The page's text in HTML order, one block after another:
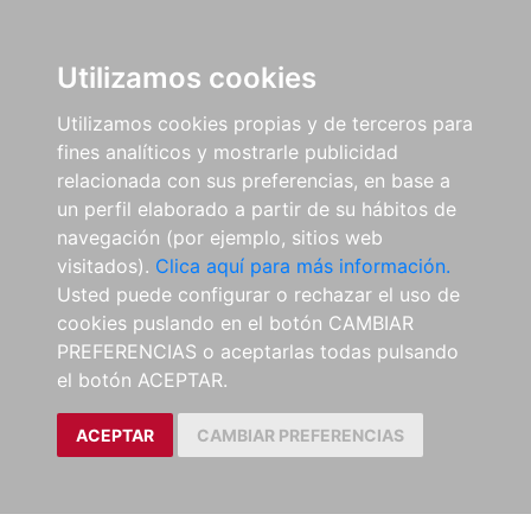
Utilizamos cookies
Utilizamos cookies propias y de terceros para
fines analíticos y mostrarle publicidad
relacionada con sus preferencias, en base a
un perfil elaborado a partir de su hábitos de
navegación (por ejemplo, sitios web
visitados). Clica aquí para más información.
Usted puede configurar o rechazar el uso de
cookies puslando en el botón CAMBIAR
PREFERENCIAS o aceptarlas todas pulsando
el botón ACEPTAR.
ACEPTAR CAMBIAR PREFERENCIAS